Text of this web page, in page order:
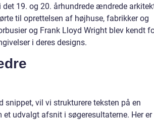
19. og 20. århundrede ændrede
til oprettelsen af højhuse, fabrikker og
og Frank Lloyd Wright blev kendt
i deres designs.
snippet, vil vi strukturere teksten på en
udvalgt afsnit i søgeresultaterne. Her er